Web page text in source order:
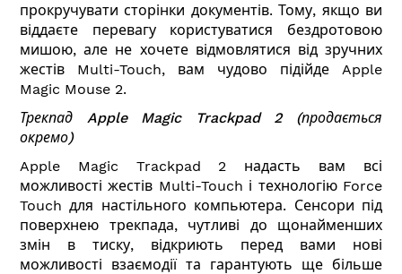
прокручувати сторінки документів. Тому, якщо ви
віддаєте перевагу користуватися бездротовою
мишою, але не хочете відмовлятися від зручних
жестів Multi-Touch, вам чудово підійде Apple
Magic Mouse 2.
Трекпад Apple Magic Trackpad 2(продається
окремо)
Apple Magic Trackpad 2 надасть вам всі
можливості жестів Multi-Touch і технологію Force
Touch для настільного компьютера. Сенсори під
поверхнею трекпада, чутливі до щонайменших
змін в тиску, відкриють перед вами нові
можливості взаємодії та гарантують ще більше